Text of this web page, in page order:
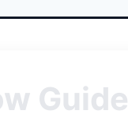
Guide